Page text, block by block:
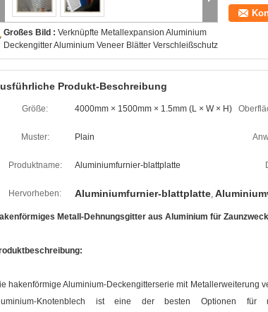
Großes Bild : Verknüpfte Metallexpansion Aluminium
Deckengitter Aluminium Veneer Blätter Verschleißschutz
Produkt-Beschreibung
Größe: 4000mm × 1500mm × 1.5mm (L × W × H)
Muster: Plain
Produktname: Aluminiumfurnier-blattplatte
Hervorheben: Aluminiumfurnier-blattplatte,
Metall-Dehnungsgitter aus Aluminium für
hakenförmige Aluminium-Deckengitterserie mit Metallerweiterung
Knotenblech ist eine der besten Optionen für